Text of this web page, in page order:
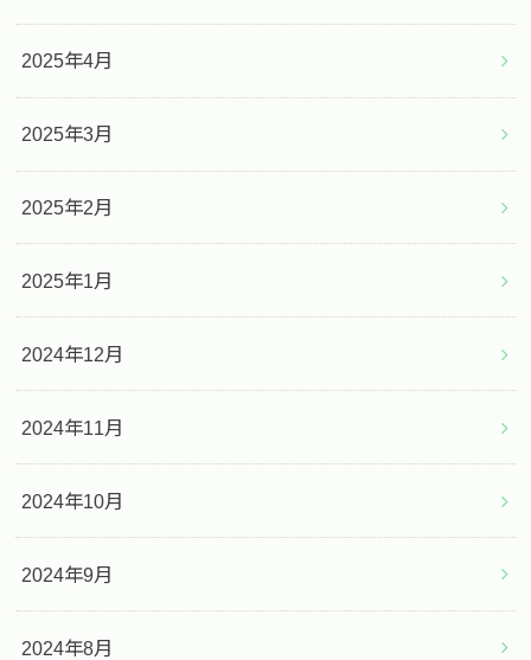
2025年4月
2025年3月
2025年2月
2025年1月
2024年12月
2024年11月
2024年10月
2024年9月
2024年8月